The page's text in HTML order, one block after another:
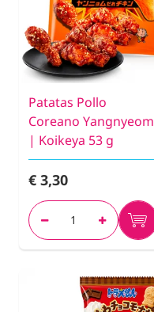
Patatas Pollo
Coreano Yangnyeom
| Koikeya 53 g
€ 3,30